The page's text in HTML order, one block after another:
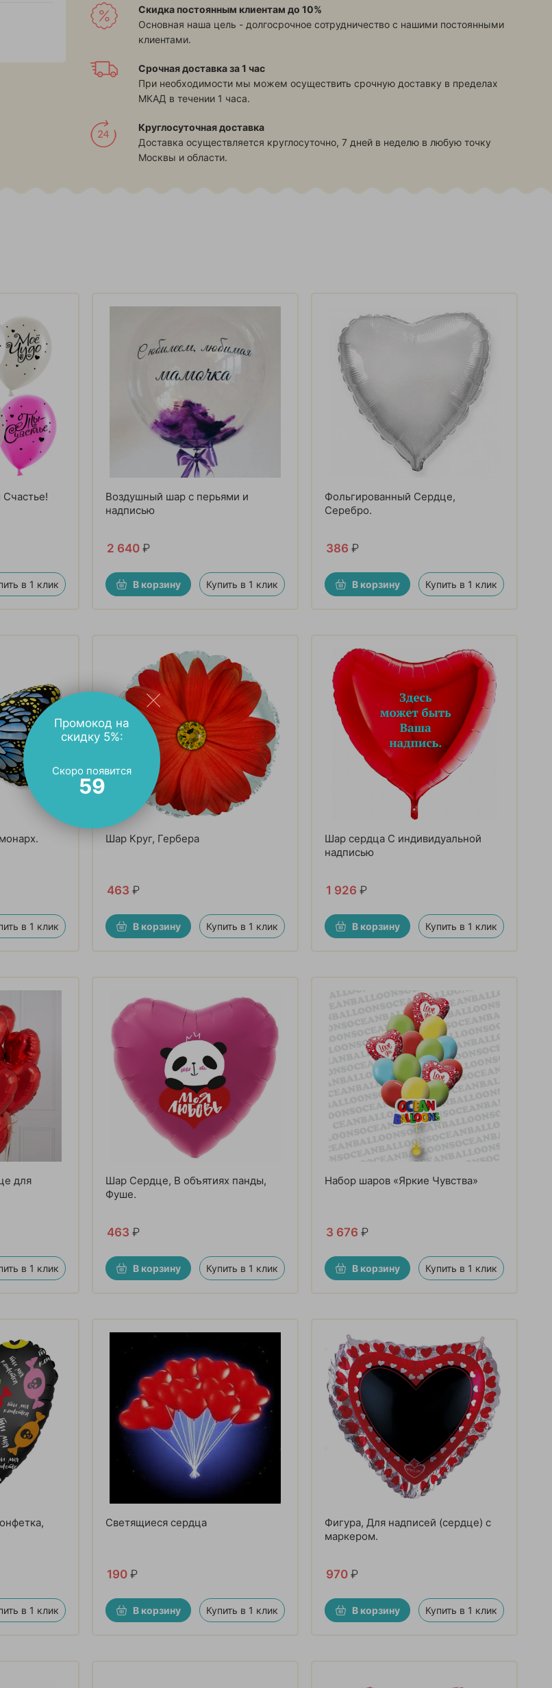
Скидка постоянным клиентам до 10%
Основная наша цель - долгосрочное сотрудничество с нашими постоянными
клиентами.
Срочная доставка за 1 час
При необходимости мы можем осуществить срочную доставку в пределах
МКАД в течении 1 часа.
Круглосуточная доставка
Доставка осуществляется круглосуточно, 7 дней в неделю в любую точку
Москвы и области.
в 1 клик
Воздушный шар с перьями и
надписью
2 640 ₽
В корзину Купить в 1 клик
Фольгированный Сердце,
Серебро.
386 ₽
В корзину Купить в 1 клик
в 1 клик
Шар Круг, Гербера
463 ₽
В корзину Купить в 1 клик
Шар сердца С индивидуальной
надписью
1 926 ₽
В корзину Купить в 1 клик
для
в 1 клик
Шар Сердце, В объятиях панды,
Фуше.
463 ₽
В корзину Купить в 1 клик
Набор шаров «Яркие Чувства»
3 676 ₽
В корзину Купить в 1 клик
в 1 клик
Светящиеся сердца
190 ₽
В корзину Купить в 1 клик
Фигура, Для надписей (сердце) с
маркером.
970 ₽
В корзину Купить в 1 клик
Промокод на
скидку 5%:
Скоро появится
58